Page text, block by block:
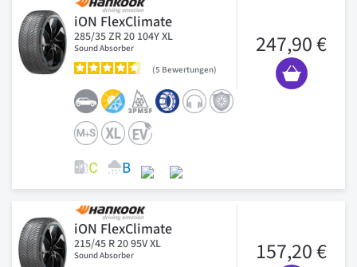
iON FlexClimate
285/35 ZR 20 104Y XL
Sound Absorber
5 Bewertungen
247,90 €
iON FlexClimate
215/45 R 20 95V XL
Sound Absorber
157,20 €